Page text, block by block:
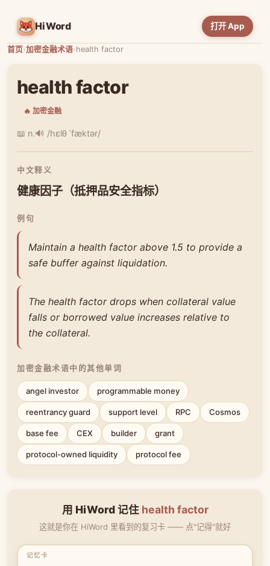
HiWord 打开 App
首页›加密金融术语›health factor
health factor
🔥 加密金融
📖 n.🔊 /hɛlθ ˈfæktər/
中文释义
健康因子（抵押品安全指标）
例句
Maintain a health factor above 1.5 to provide a
safe buffer against liquidation.
The health factor drops when collateral value
falls or borrowed value increases relative to
the collateral.
加密金融术语中的其他单词
angel investor programmable money
reentrancy guard support level RPC Cosmos
base fee CEX builder grant
protocol-owned liquidity protocol fee
用 HiWord 记住 health factor
这就是你在 HiWord 里看到的复习卡 —— 点"记得"就好